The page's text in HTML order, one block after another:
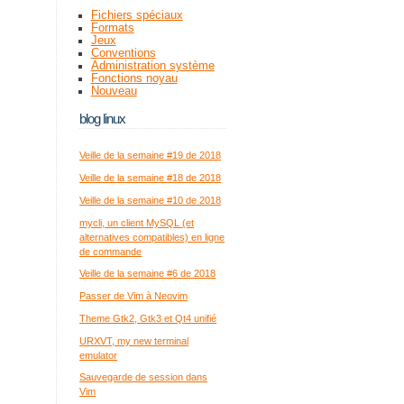
Fichiers spéciaux
Formats
Jeux
Conventions
Administration système
Fonctions noyau
Nouveau
blog linux
Veille de la semaine #19 de 2018
Veille de la semaine #18 de 2018
Veille de la semaine #10 de 2018
mycli, un client MySQL (et
alternatives compatibles) en ligne
de commande
Veille de la semaine #6 de 2018
Passer de Vim à Neovim
Theme Gtk2, Gtk3 et Qt4 unifié
URXVT, my new terminal
emulator
Sauvegarde de session dans
Vim